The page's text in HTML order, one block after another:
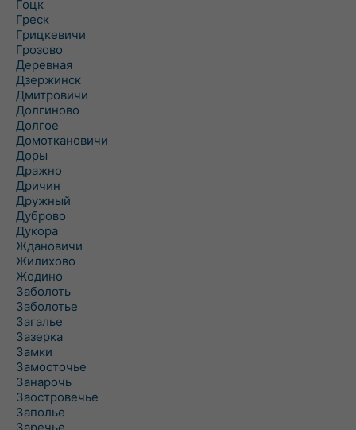
Гоцк
Греск
Грицкевичи
Грозово
Деревная
Дзержинск
Дмитровичи
Долгиново
Долгое
Домоткановичи
Доры
Дражно
Дричин
Дружный
Дуброво
Дукора
Ждановичи
Жилихово
Жодино
Заболоть
Заболотье
Загалье
Зазерка
Замки
Замосточье
Занарочь
Заостровечье
Заполье